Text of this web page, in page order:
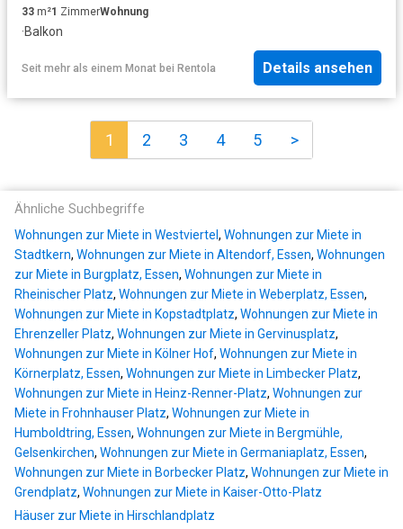
33 m²1 ZimmerWohnung
·Balkon
Seit mehr als einem Monat bei Rentola Details ansehen
1 2 3 4 5 >
Ähnliche Suchbegriffe
Wohnungen zur Miete in Westviertel , Wohnungen zur Miete in
Stadtkern, Wohnungen zur Miete in Altendorf, Essen, Wohnungen
zur Miete in Burgplatz, Essen, Wohnungen zur Miete in
Rheinischer Platz, Wohnungen zur Miete in Weberplatz, Essen,
Wohnungen zur Miete in Kopstadtplatz, Wohnungen zur Miete in
Ehrenzeller Platz, Wohnungen zur Miete in Gervinusplatz,
Wohnungen zur Miete in Kölner Hof, Wohnungen zur Miete in
Körnerplatz, Essen, Wohnungen zur Miete in Limbecker Platz,
Wohnungen zur Miete in Heinz-Renner-Platz, Wohnungen zur
Miete in Frohnhauser Platz, Wohnungen zur Miete in
Humboldtring, Essen, Wohnungen zur Miete in Bergmühle,
Gelsenkirchen, Wohnungen zur Miete in Germaniaplatz, Essen,
Wohnungen zur Miete in Borbecker Platz, Wohnungen zur Miete in
Grendplatz, Wohnungen zur Miete in Kaiser-Otto-Platz
Häuser zur Miete in Hirschlandplatz